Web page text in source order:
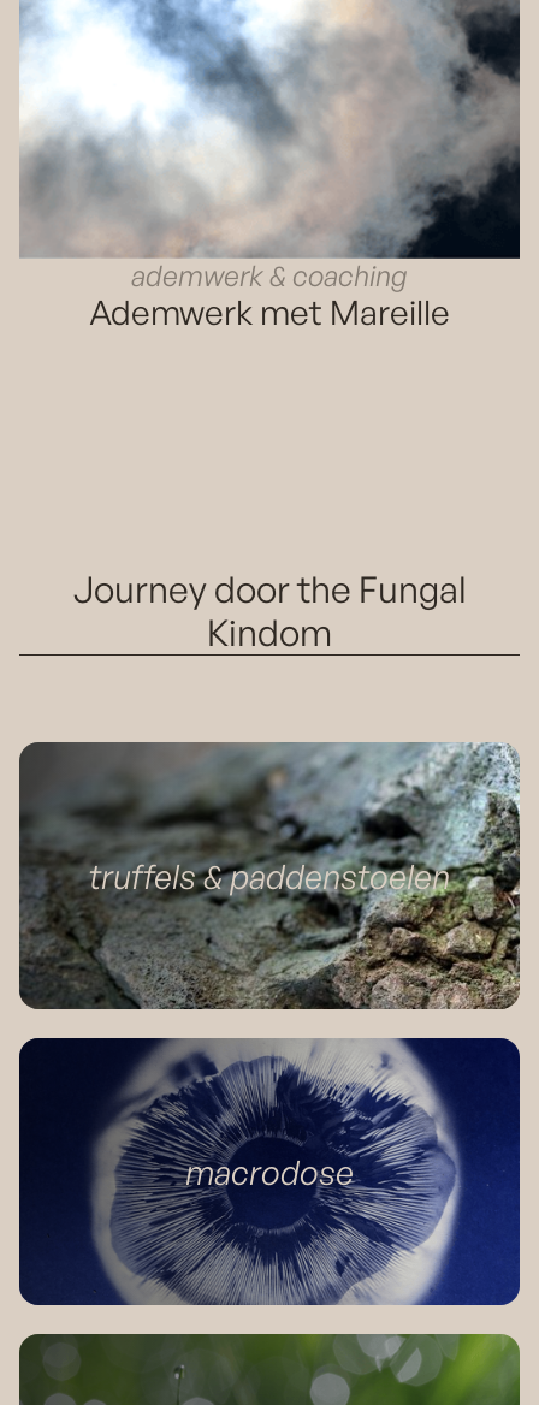
ademwerk & coaching
Ademwerk met Mareille
Journey door the Fungal
Kindom
truffels & paddenstoelen
macrodose